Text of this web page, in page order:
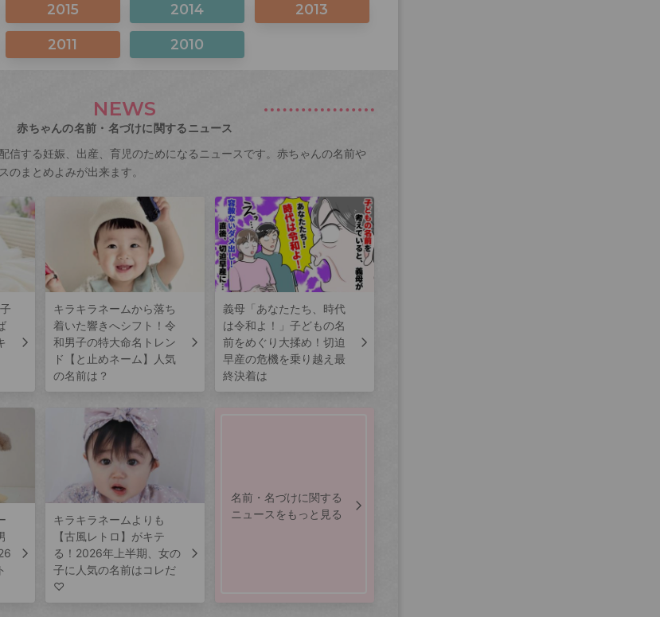
2015 2014 2013
2011 2010
NEWS
赤ちゃんの名前・名づけに関するニュース
信する妊娠、出産、育児のためになるニュースです。赤ちゃんの名前や
のまとめよみが出来ます。
キラキラネームから落ち
着いた響きへシフト！令
和男子の特大命名トレン
ド【と止めネーム】人気
の名前は？
義母「あなたたち、時代
は令和よ！」子どもの名
前をめぐり大揉め！切迫
早産の危機を乗り越え最
終決着は
キラキラネームよりも
【古風レトロ】がキテ
る！2026年上半期、女の
子に人気の名前はコレだ
♡
名前・名づけに関する
ニュースをもっと見る